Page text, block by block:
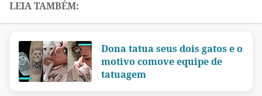
Dona tatua seus dois gatos e o
motivo comove equipe de
tatuagem